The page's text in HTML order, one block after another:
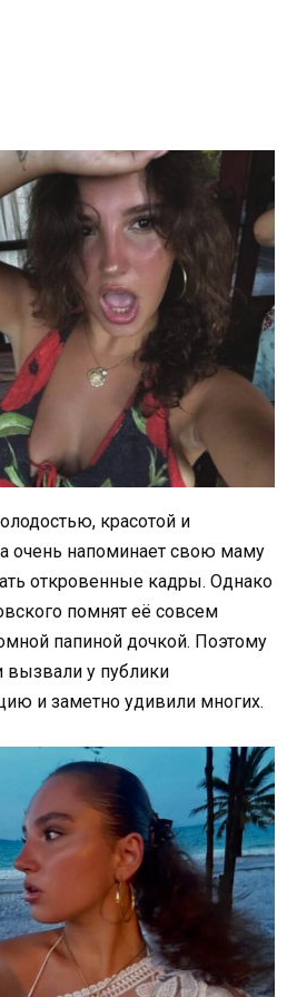
красотой и
очень напоминает свою маму
откровенные кадры. Однако
помнят её совсем
папиной дочкой. Поэтому
у публики
и заметно удивили многих.